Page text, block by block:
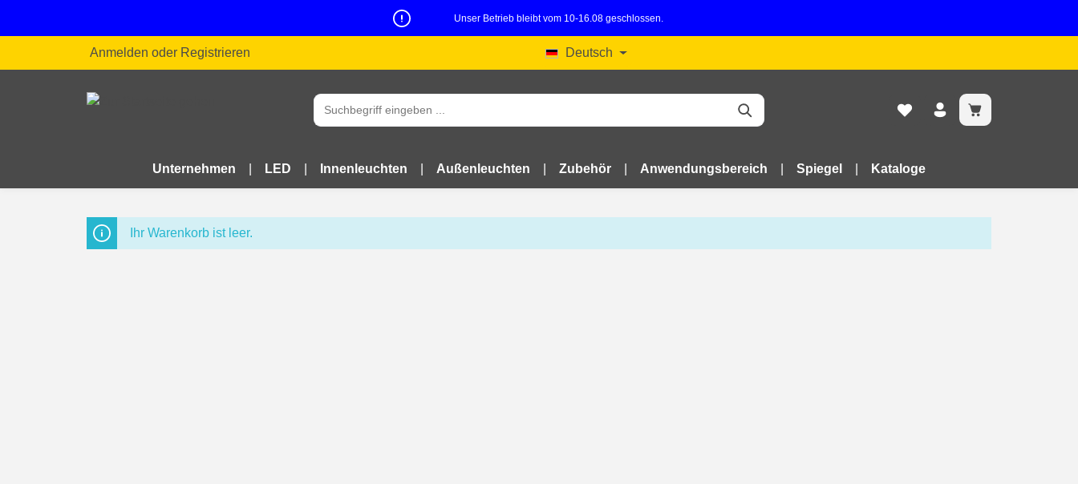
Unser Betrieb bleibt vom 10-16.08 geschlossen.
Anmelden oder Registrieren Deutsch
Unternehmen LED Innenleuchten Außenleuchten Zubehör Anwendungsbereich Spiegel Kataloge
Ihr Warenkorb ist leer.